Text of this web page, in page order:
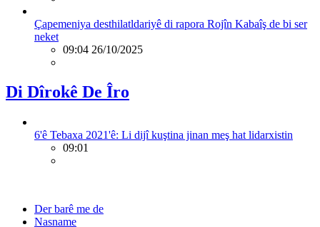
Çapemeniya desthilatldariyê di rapora Rojîn Kabaîş de bi ser
neket
09:04 26/10/2025
Di Dîrokê De Îro
6'ê Tebaxa 2021'ê: Li dijî kuştina jinan meş hat lidarxistin
09:01
Der barê me de
Nasname